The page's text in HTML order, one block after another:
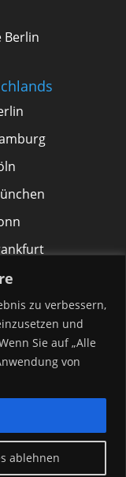
zu verbessern,
und
Sie auf „Alle
von
ablehnen
Berlin